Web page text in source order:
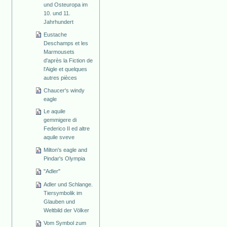
und Osteuropa im
10. und 11.
Jahrhundert
Eustache
Deschamps et les
Marmousets
d'après la Fiction de
l'Aigle et quelques
autres pièces
Chaucer's windy
eagle
Le aquile
gemmigere di
Federico II ed altre
aquile sveve
Milton's eagle and
Pindar's Olympia
"Adler"
Adler und Schlange.
Tiersymbolik im
Glauben und
Weltbild der Völker
Vom Symbol zum